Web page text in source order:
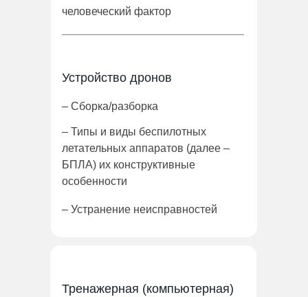
– Устранение неисправностей
– Типы и виды беспилотных
летательных аппаратов (далее –
БПЛА) их конструктивные
особенности
– Сборка/разборка
Устройство дронов
Тренажерная (компьютерная)
человеческий фактор